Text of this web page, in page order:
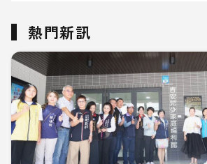
熱門新訊